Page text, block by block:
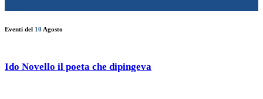
Eventi del 10 Agosto
Ido Novello il poeta che dipingeva